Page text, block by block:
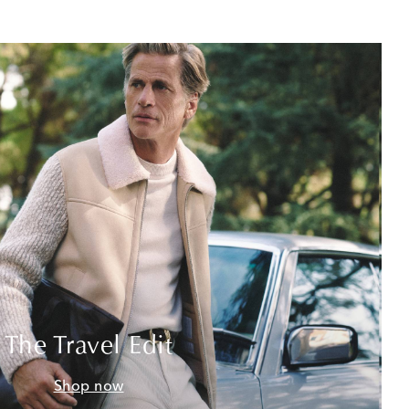
The Travel Edit
Shop now